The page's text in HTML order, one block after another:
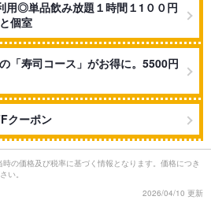
用◎単品飲み放題１時間１1００円
個室
「寿司コース」がお得に。5500円
クーポン
の価格及び税率に基づく情報となります。価格につき
い。
2026/04/10 更新